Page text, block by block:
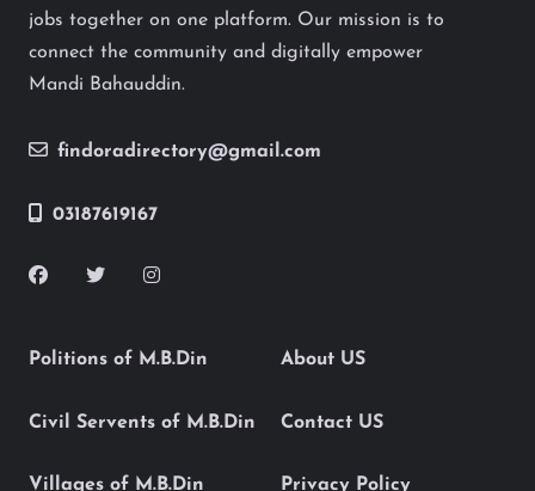
jobs together on one platform. Our mission is to
connect the community and digitally empower
Mandi Bahauddin.
findoradirectory@gmail.com
03187619167
Politions of M.B.Din
Civil Servents of M.B.Din
Villages of M.B.Din
About US
Contact US
Privacy Policy